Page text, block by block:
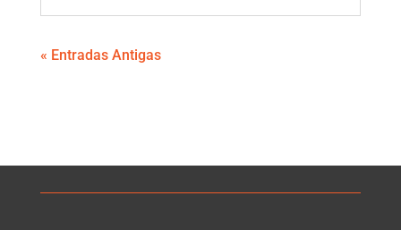
« Entradas Antigas